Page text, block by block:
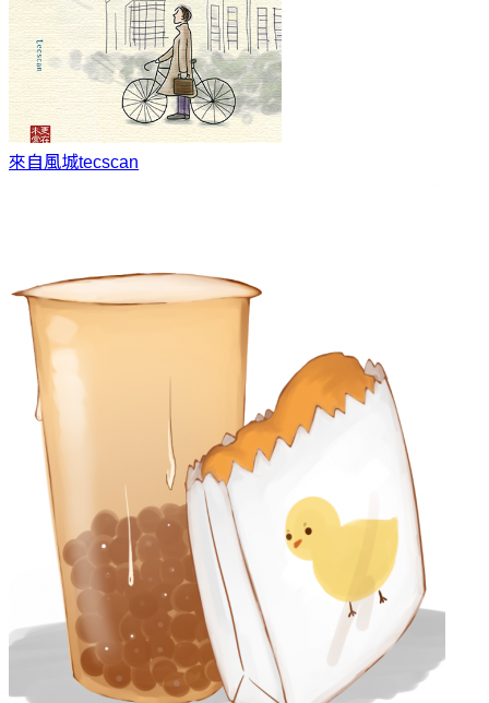
來自風城tecscan